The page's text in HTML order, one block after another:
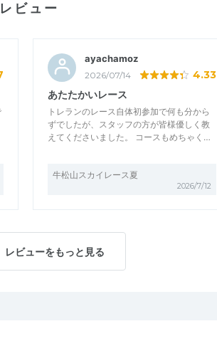
ビュー
ayachamoz
2026/07/14 4.33
あたたかいレース
トレランのレース自体初参加で何も分から
ずでしたが、スタッフの方が皆様優しく教
えてくださいました。 コースもめちゃく…
牛松山スカイレース夏
2026/7/12
レビューをもっと見る